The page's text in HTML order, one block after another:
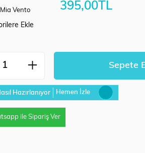
Mia Vento 395,00TL
Ekle
Hazırlanıyor Hemen İzle
ile Sipariş Ver